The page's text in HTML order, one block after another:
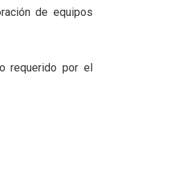
de equipos
requerido por el